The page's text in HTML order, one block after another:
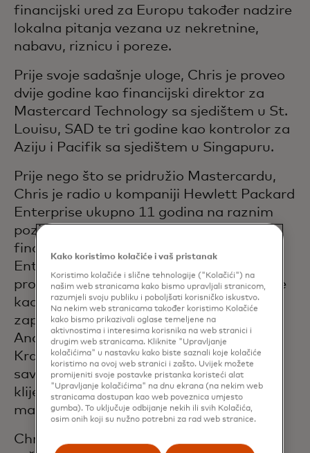
financijski ured za Europu također nadzire
lokalna pitanja vezana uz nekretnine,
nabavu, riznicu i poreze.
Prije svoje sadašnje uloge, Chris je proveo
dvije godine kao financijski direktor za
Mastercard Technology sa sjedištem u St.
Louisu, SAD te tri godine kao kontrolor za
Aziju i Pacifik sa sjedištem u Singapuru.
Prije nego što se pridružio Mastercardu,
Chris je radio u kompaniji Hewlett Packard
Enterprise ukupno 11 godina na raznim
pozicijama u Europi i Aziji, završivši kao
financijski direktor za Aziju i Pacifik za
Enterprise Services. Chris je također
proveo četiri godine u tvrtki Hertz Europe
kao pomoćnik kontrolora. Chris je
započeo svoju karijeru u tvrtki Arthur
Andersen u Manchesteru, Ujedinjeno
Kraljevstvo, u odjelu za reviziju i
savjetovanje, pokrivajući širok spektar
klijenata u proizvodnom, turističkom,
maloprodajnom i energetskom sektoru.
Chris je diplomirani ekonomist i
Kako koristimo kolačiće i vaš pristanak
Koristimo kolačiće i slične tehnologije ("Kolačići") na
našim web stranicama kako bismo upravljali stranicom,
razumjeli svoju publiku i poboljšati korisničko iskustvo.
Na nekim web stranicama također koristimo Kolačiće
kako bismo prikazivali oglase temeljene na
aktivnostima i interesima korisnika na web stranici i
drugim web stranicama. Kliknite "Upravljanje
kolačićima" u nastavku kako biste saznali koje kolačiće
koristimo na ovoj web stranici i zašto. Uvijek možete
promijeniti svoje postavke pristanka koristeći alat
"Upravljanje kolačićima" na dnu ekrana (na nekim web
stranicama dostupan kao web poveznica umjesto
gumba). To uključuje odbijanje nekih ili svih Kolačića,
osim onih koji su nužno potrebni za rad web stranice.